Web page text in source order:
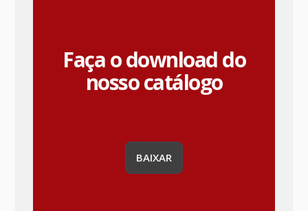
Faça o download do
nosso catálogo
BAIXAR